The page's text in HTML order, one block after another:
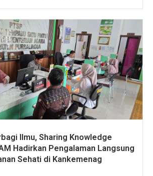
Ilmu, Sharing Knowledge
Hadirkan Pengalaman Langsung
Sehati di Kankemenag